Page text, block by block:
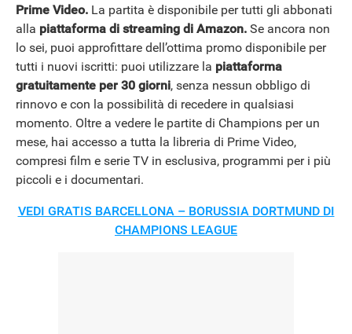
Prime Video. La partita è disponibile per tutti gli abbonati
alla piattaforma di streaming di Amazon. Se ancora non
lo sei, puoi approfittare dell’ottima promo disponibile per
tutti i nuovi iscritti: puoi utilizzare la piattaforma
gratuitamente per 30 giorni, senza nessun obbligo di
rinnovo e con la possibilità di recedere in qualsiasi
momento. Oltre a vedere le partite di Champions per un
mese, hai accesso a tutta la libreria di Prime Video,
compresi film e serie TV in esclusiva, programmi per i più
piccoli e i documentari.
VEDI GRATIS BARCELLONA – BORUSSIA DORTMUND DI
CHAMPIONS LEAGUE